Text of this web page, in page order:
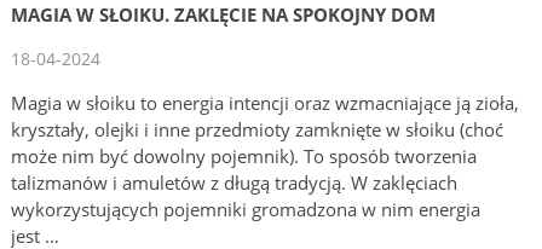
MAGIA W SŁOIKU. ZAKLĘCIE NA SPOKOJNY DOM
18-04-2024
Magia w słoiku to energia intencji oraz wzmacniające ją zioła,
kryształy, olejki i inne przedmioty zamknięte w słoiku (choć
może nim być dowolny pojemnik). To sposób tworzenia
talizmanów i amuletów z długą tradycją. W zaklęciach
wykorzystujących pojemniki gromadzona w nim energia
jest …